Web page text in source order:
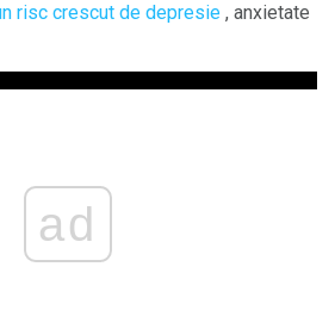
risc crescut de depresie , anxietate
ad